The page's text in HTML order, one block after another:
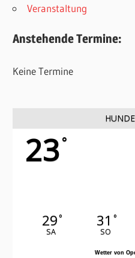
Veranstaltung
Anstehende Termine:
Keine Termine
23°
29°
SA
31 °
SO
Wetter von